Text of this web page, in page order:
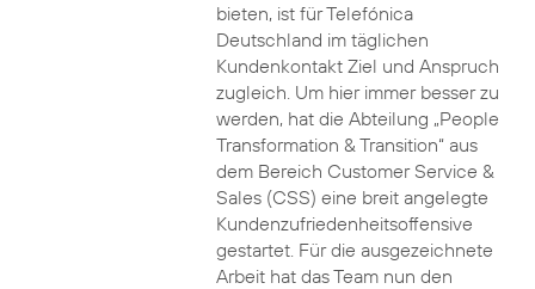
bieten, ist für Telefónica
Deutschland im täglichen
Kundenkontakt Ziel und Anspruch
zugleich. Um hier immer besser zu
werden, hat die Abteilung „People
Transformation & Transition“ aus
dem Bereich Customer Service &
Sales (CSS) eine breit angelegte
Kundenzufriedenheitsoffensive
gestartet. Für die ausgezeichnete
Arbeit hat das Team nun den